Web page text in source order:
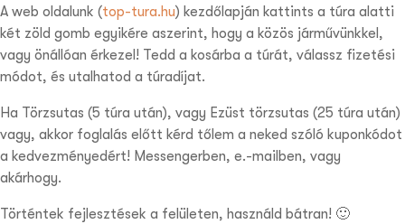
A web oldalunk (top-tura.hu) kezdőlapján kattints a túra alatti
két zöld gomb egyikére aszerint, hogy a közös járművünkkel,
vagy önállóan érkezel! Tedd a kosárba a túrát, válassz fizetési
módot, és utalhatod a túradíjat.
Ha Törzsutas (5 túra után), vagy Ezüst törzsutas (25 túra után)
vagy, akkor foglalás előtt kérd tőlem a neked szóló kuponkódot
a kedvezményedért! Messengerben, e.-mailben, vagy
akárhogy.
Történtek fejlesztések a felületen, használd bátran! 🙂